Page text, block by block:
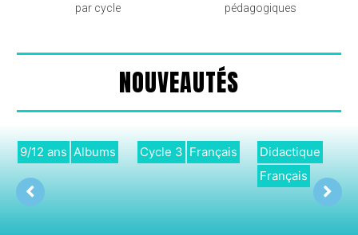
par cycle pédagogiques
NOUVEAUTÉS
9/12 ans Albums Cycle 3 Français
Didactique
Français